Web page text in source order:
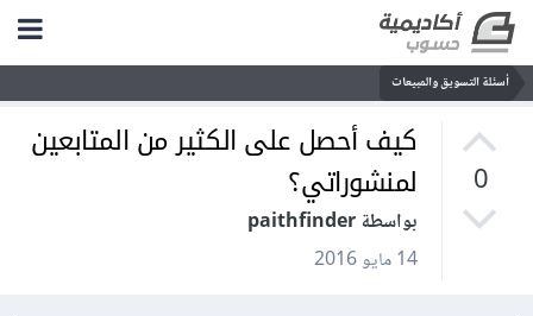
أسئلة التسويق والمبيعات
0
كيف أحصل على الكثير من المتابعين
لمنشوراتي؟
بواسطة paithfinder
14 مايو 2016